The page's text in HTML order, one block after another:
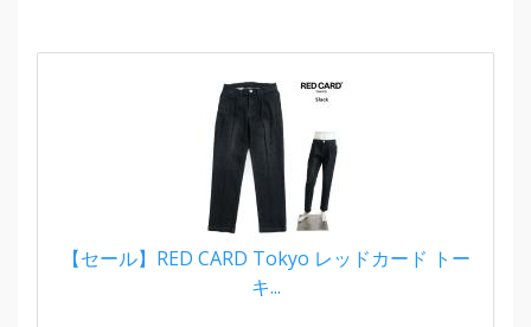
【セール】RED CARD Tokyo レッドカード トー
キ...